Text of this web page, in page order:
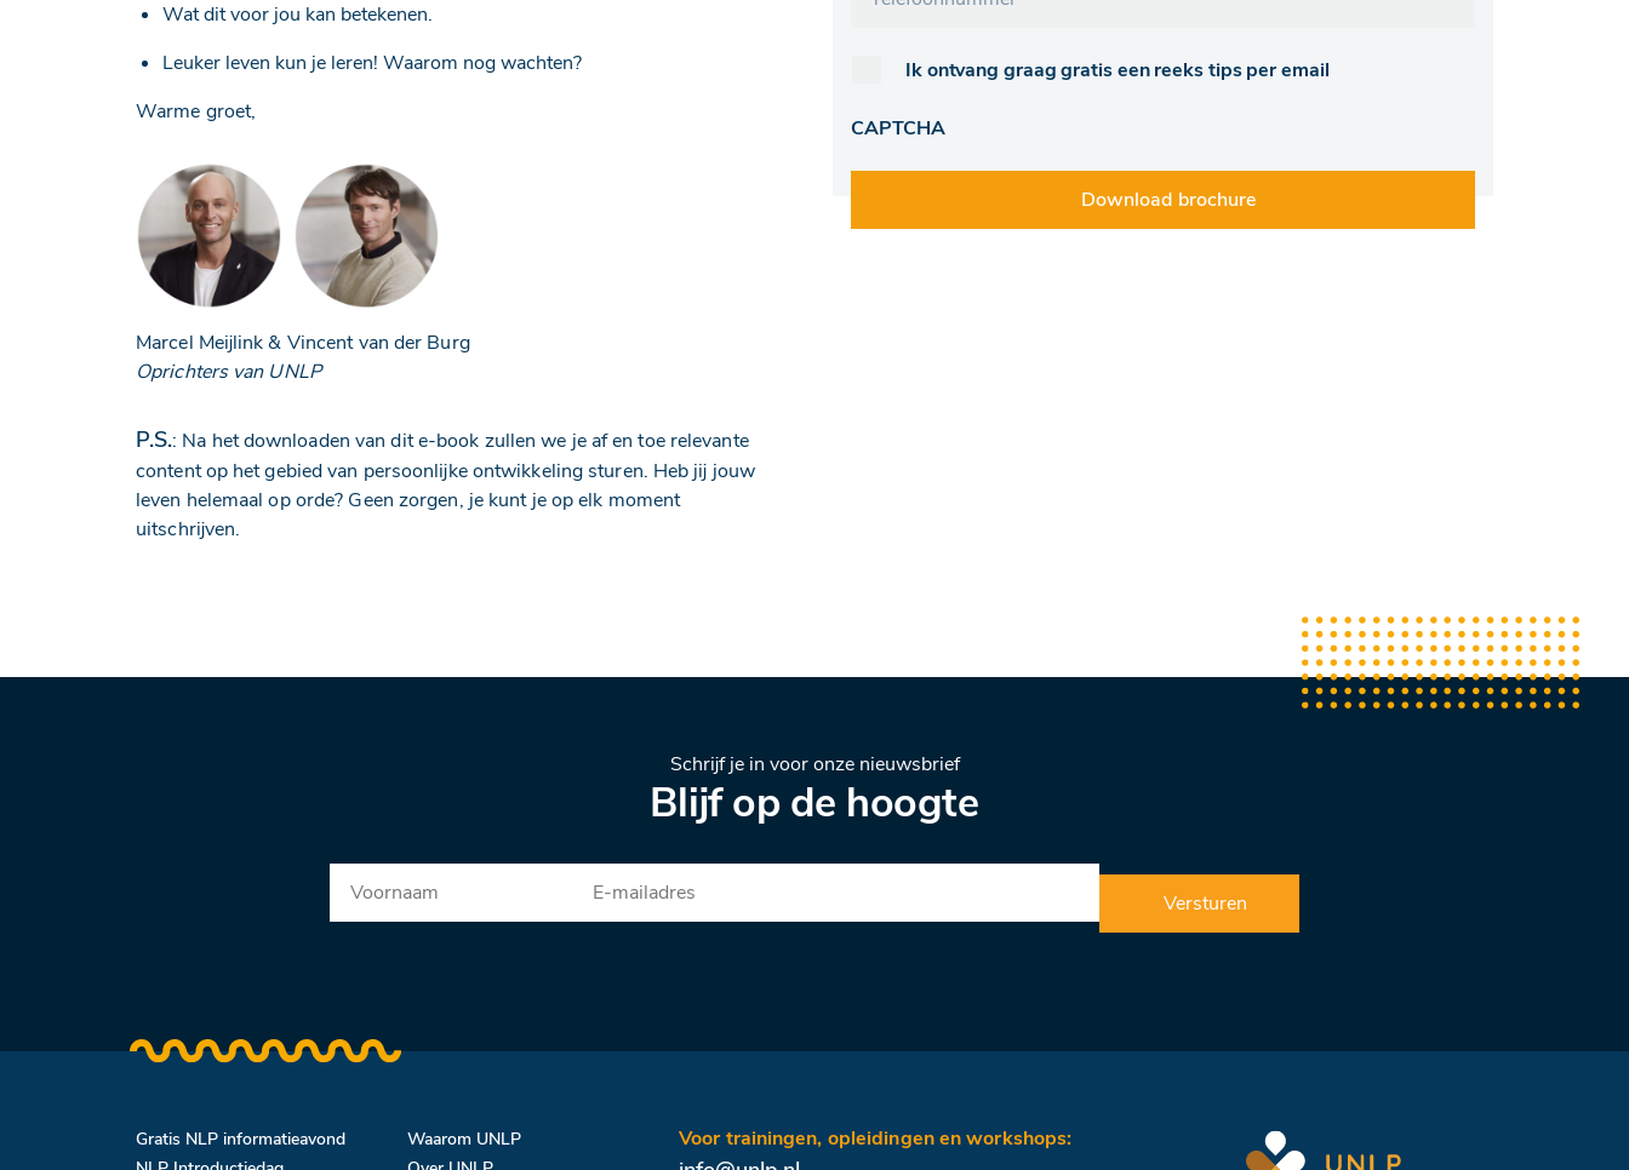
Wat dit voor jou kan betekenen.
Leuker leven kun je leren! Waarom nog wachten?
Warme groet,
Marcel Meijlink & Vincent van der Burg
Oprichters van UNLP
P.S.: Na het downloaden van dit e-book zullen we je af en toe relevante
content op het gebied van persoonlijke ontwikkeling sturen. Heb jij jouw
leven helemaal op orde? Geen zorgen, je kunt je op elk moment
uitschrijven.
Ik ontvang graag gratis een reeks tips per email
CAPTCHA
Schrijf je in voor onze nieuwsbrief
Blijf op de hoogte
Gratis NLP informatieavond
Waarom UNLP
Voor trainingen, opleidingen en workshops: